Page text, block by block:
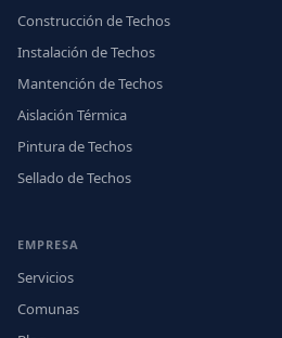
Construcción de Techos
Instalación de Techos
Mantención de Techos
Aislación Térmica
Pintura de Techos
Sellado de Techos
EMPRESA
Servicios
Comunas